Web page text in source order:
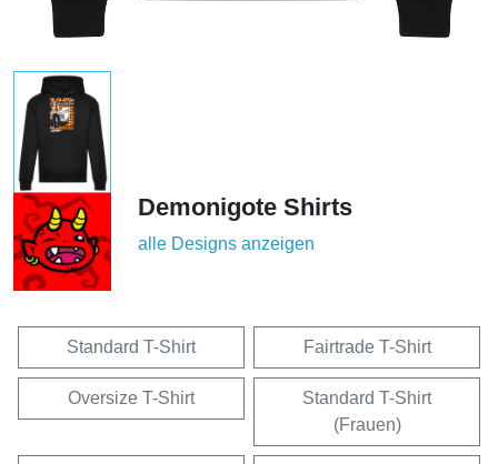
Demonigote Shirts
alle Designs anzeigen
Standard T-Shirt Fairtrade T-Shirt
Oversize T-Shirt
Standard T-Shirt
(Frauen)